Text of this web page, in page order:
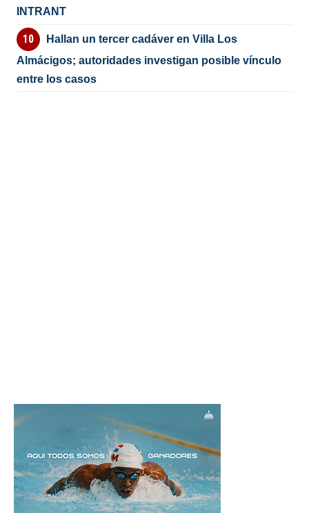
INTRANT
Hallan un tercer cadáver en Villa Los
Almácigos; autoridades investigan posible vínculo
entre los casos